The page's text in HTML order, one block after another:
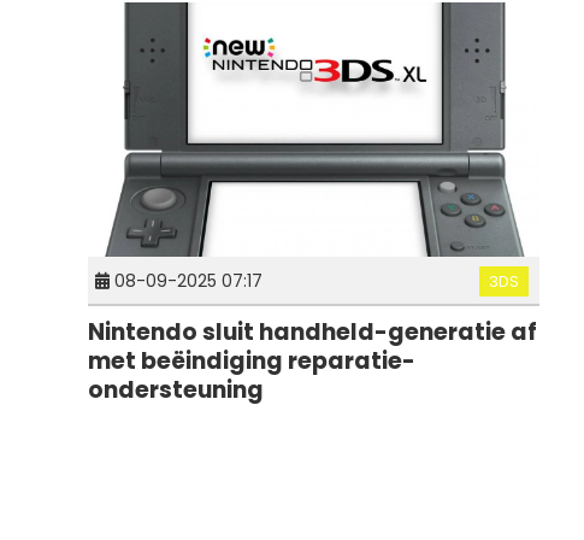
08-09-2025 07:17 3DS
Nintendo sluit handheld-generatie af
met beëindiging reparatie-
ondersteuning